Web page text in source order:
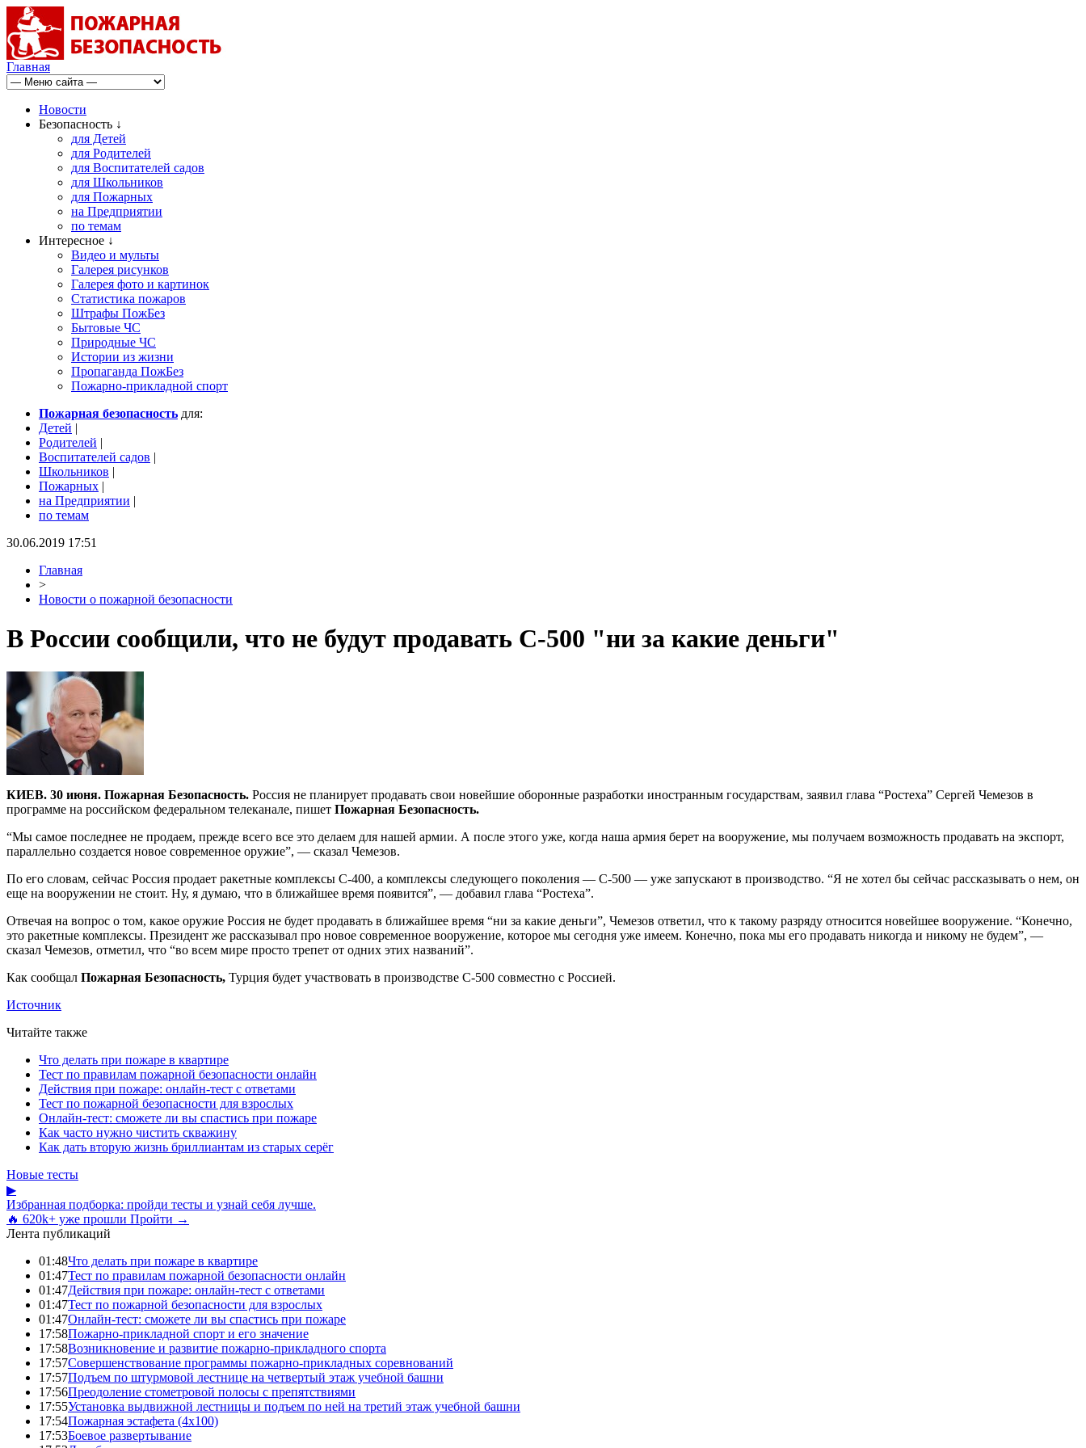
Главная
Новости
Безопасность ↓
для Детей
для Родителей
для Воспитателей садов
для Школьников
для Пожарных
на Предприятии
по темам
Интересное ↓
Видео и мульты
Галерея рисунков
Галерея фото и картинок
Статистика пожаров
Штрафы ПожБез
Бытовые ЧС
Природные ЧС
Истории из жизни
Пропаганда ПожБез
Пожарно-прикладной спорт
Пожарная безопасность для:
Детей |
Родителей |
Воспитателей садов |
Школьников |
Пожарных |
на Предприятии |
по темам
30.06.2019 17:51
Главная
>
Новости о пожарной безопасности
В России сообщили, что не будут продавать С-500 "ни за какие деньги"
КИЕВ. 30 июня. Пожарная Безопасность. Россия не планирует продавать свои новейшие оборонные разработки иностранным государствам, заявил глава “Ростеха” Сергей Чемезов в
программе на российском федеральном телеканале, пишет Пожарная Безопасность.
“Мы самое последнее не продаем, прежде всего все это делаем для нашей армии. А после этого уже, когда наша армия берет на вооружение, мы получаем возможность продавать на экспорт,
параллельно создается новое современное оружие”, — сказал Чемезов.
По его словам, сейчас Россия продает ракетные комплексы С-400, а комплексы следующего поколения — С-500 — уже запускают в производство. “Я не хотел бы сейчас рассказывать о нем, он
еще на вооружении не стоит. Ну, я думаю, что в ближайшее время появится”, — добавил глава “Ростеха”.
Отвечая на вопрос о том, какое оружие Россия не будет продавать в ближайшее время “ни за какие деньги”, Чемезов ответил, что к такому разряду относится новейшее вооружение. “Конечно,
это ракетные комплексы. Президент же рассказывал про новое современное вооружение, которое мы сегодня уже имеем. Конечно, пока мы его продавать никогда и никому не будем”, —
сказал Чемезов, отметил, что “во всем мире просто трепет от одних этих названий”.
Как сообщал Пожарная Безопасность, Турция будет участвовать в производстве С-500 совместно с Россией.
Источник
Читайте также
Что делать при пожаре в квартире
Тест по правилам пожарной безопасности онлайн
Действия при пожаре: онлайн-тест с ответами
Тест по пожарной безопасности для взрослых
Онлайн-тест: сможете ли вы спастись при пожаре
Как часто нужно чистить скважину
Как дать вторую жизнь бриллиантам из старых серёг
Новые тесты
▶
Избранная подборка: пройди тесты и узнай себя лучше.
🔥 620k+ уже прошли Пройти →
Лента публикаций
01:48Что делать при пожаре в квартире
01:47Тест по правилам пожарной безопасности онлайн
01:47Действия при пожаре: онлайн-тест с ответами
01:47Тест по пожарной безопасности для взрослых
01:47Онлайн-тест: сможете ли вы спастись при пожаре
17:58Пожарно-прикладной спорт и его значение
17:58Возникновение и развитие пожарно-прикладного спорта
17:57Совершенствование программы пожарно-прикладных соревнований
17:57Подъем по штурмовой лестнице на четвертый этаж учебной башни
17:56Преодоление стометровой полосы с препятствиями
17:55Установка выдвижной лестницы и подъем по ней на третий этаж учебной башни
17:54Пожарная эстафета (4x100)
17:53Боевое развертывание